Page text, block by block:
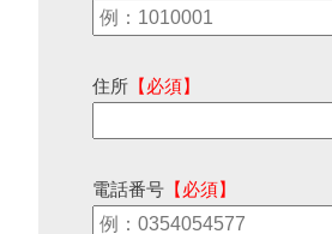
住所 【必須】
電話番号 【必須】